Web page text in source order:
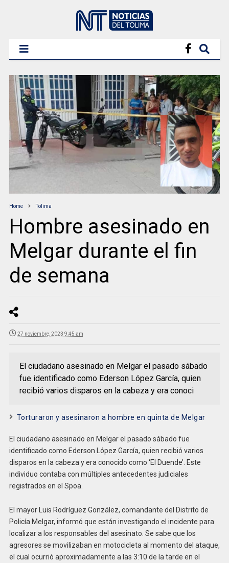
Home Tolima
Hombre asesinado en
Melgar durante el fin
de semana
27 noviembre, 2023 9:45 am
El ciudadano asesinado en Melgar el pasado sábado
fue identificado como Ederson López García, quien
recibió varios disparos en la cabeza y era conoci
Torturaron y asesinaron a hombre en quinta de Melgar
El ciudadano asesinado en Melgar el pasado sábado fue
identificado como Ederson López García, quien recibió varios
disparos en la cabeza y era conocido como ‘El Duende’. Este
individuo contaba con múltiples antecedentes judiciales
registrados en el Spoa.
El mayor Luis Rodríguez González, comandante del Distrito de
Policía Melgar, informó que están investigando el incidente para
localizar a los responsables del asesinato. Se sabe que los
agresores se movilizaban en motocicleta al momento del ataque,
el cual ocurrió aproximadamente a las 3:10 de la tarde en el